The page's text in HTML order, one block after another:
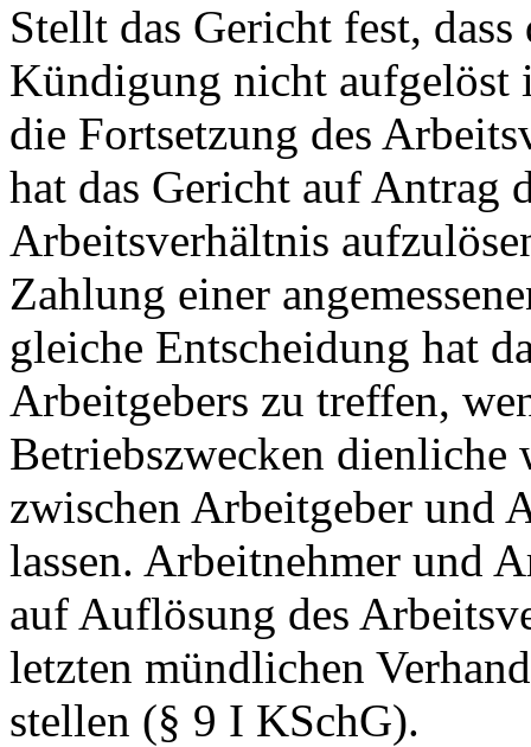
Stellt das Gericht fest,
Kündigung nicht aufgelöst
die Fortsetzung des
hat das Gericht auf Antrag
Arbeitsverhältnis
Zahlung einer
gleiche Entscheidung hat
Arbeitgebers zu treffen,
Betriebszwecken dienliche
zwischen Arbeitgeber und
lassen. Arbeitnehmer und
auf Auflösung des
letzten mündlichen
stellen (§ 9 I KSchG).